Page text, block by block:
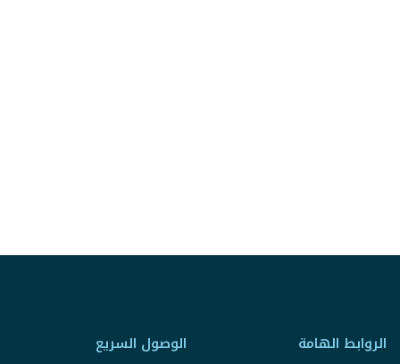
الروابط الهامة الوصول السريع